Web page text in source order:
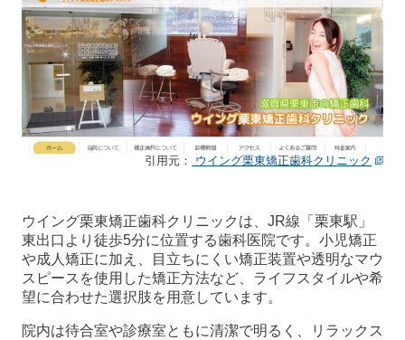
引用元： ウイング栗東矯正歯科クリニック
ウイング栗東矯正歯科クリニックは、JR線「栗東駅」
東出口より徒歩5分に位置する歯科医院です。小児矯正
や成人矯正に加え、目立ちにくい矯正装置や透明なマウ
スピースを使用した矯正方法など、ライフスタイルや希
望に合わせた選択肢を用意しています。
院内は待合室や診療室ともに清潔で明るく、リラックス